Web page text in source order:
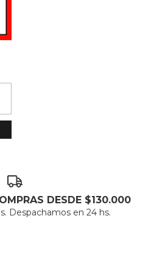
DESDE $130.000
Despachamos en 24 hs.